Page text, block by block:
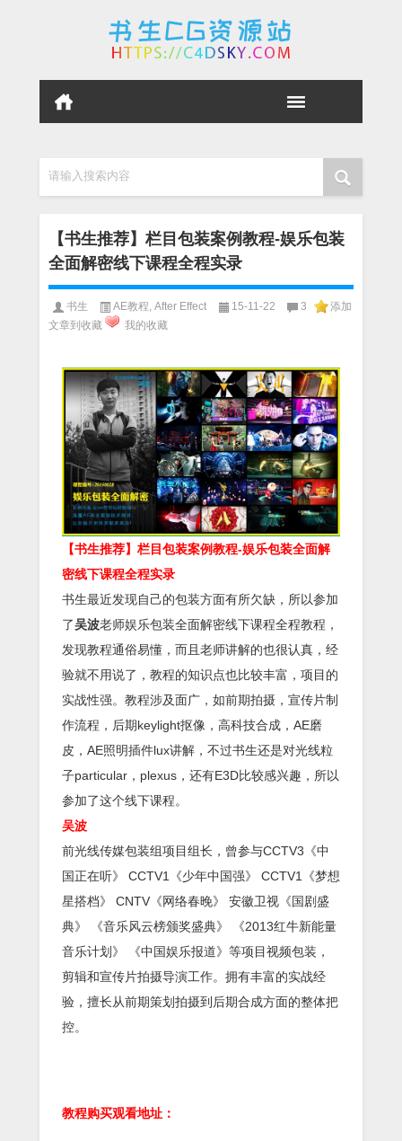
请输入搜索内容
【书生推荐】栏目包装案例教程-娱乐包装
全面解密线下课程全程实录
书生 AE教程 After Effect 15-11-22 3
添加
文章到收藏
我的收藏
【书生推荐】栏目包装案例教程-娱乐包装全面解
密线下课程全程实录
书生最近发现自己的包装方面有所欠缺，所以参加
了吴波老师娱乐包装全面解密线下课程全程教程，
发现教程通俗易懂，而且老师讲解的也很认真，经
验就不用说了，教程的知识点也比较丰富，项目的
实战性强。教程涉及面广，如前期拍摄，宣传片制
作流程，后期keylight抠像，高科技合成，AE磨
皮，AE照明插件lux讲解，不过书生还是对光线粒
子particular，plexus，还有E3D比较感兴趣，所以
参加了这个线下课程。
吴波
前光线传媒包装组项目组长，曾参与CCTV3《中
国正在听》 CCTV1《少年中国强》 CCTV1《梦想
星搭档》 CNTV《网络春晚》 安徽卫视《国剧盛
典》 《音乐风云榜颁奖盛典》 《2013红牛新能量
音乐计划》 《中国娱乐报道》等项目视频包装，
剪辑和宣传片拍摄导演工作。拥有丰富的实战经
验，擅长从前期策划拍摄到后期合成方面的整体把
控。
教程购买观看地址：